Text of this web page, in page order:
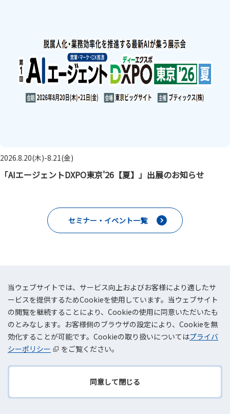
当ウェブサイトでは、サービス向上およびお客様により適したサ
ービスを提供するためCookieを使用しています。当ウェブサイト
の閲覧を継続することにより、Cookieの使用に同意いただいたも
のとみなします。お客様側のブラウザの設定により、Cookieを無
効化することが可能です。Cookieの取り扱いについてはプライバ
シーポリシー
をご覧ください。
同意して閉じる
戻る
2026.8.20(木)-8.21(金)
「AIエージェントDXPO東京'26【夏】」出展のお知らせ
セミナー・イベント一覧
TOKAIコミュニケーションズはAWSプレミアティアサービ
スパートナーです。